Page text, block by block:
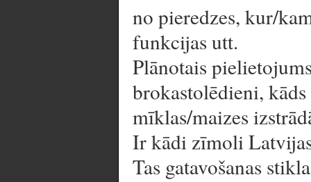
no pieredzes, kur/
funkcijas utt.
Plānotais
brokastolēdieni,
mīklas/maizes
Ir kādi zīmoli
Tas gatavošanas